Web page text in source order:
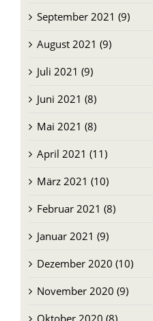
August 2021 (9)
Juli 2021 (9)
Juni 2021 (8)
Mai 2021 (8)
April 2021 (11)
März 2021 (10)
Februar 2021 (8)
Januar 2021 (9)
Dezember 2020 (10)
November 2020 (9)
Oktober 2020 (8)
September 2020 (8)